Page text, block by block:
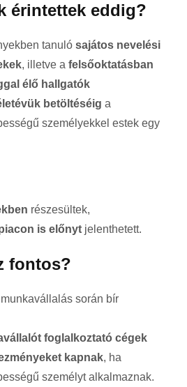
érintettek eddig?
tanuló sajátos nevelési
, illetve a felsőoktatásban
élő hallgatók
betöltéséig a
személyekkel estek egy
részesültek,
is előnyt jelenthetett.
fontos?
során bír
foglalkoztató cégek
kapnak, ha
személyt alkalmaznak.